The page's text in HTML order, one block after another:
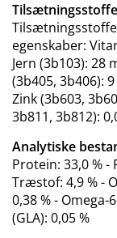
egenskaber:
Jern (3b103): 28
(3b405, 3b406):
Zink (3b603,
3b811, 3b812):
Analytiske
Protein: 33,0 % -
Træstof: 4,9 % -
0,38 % -
(GLA): 0,05 %